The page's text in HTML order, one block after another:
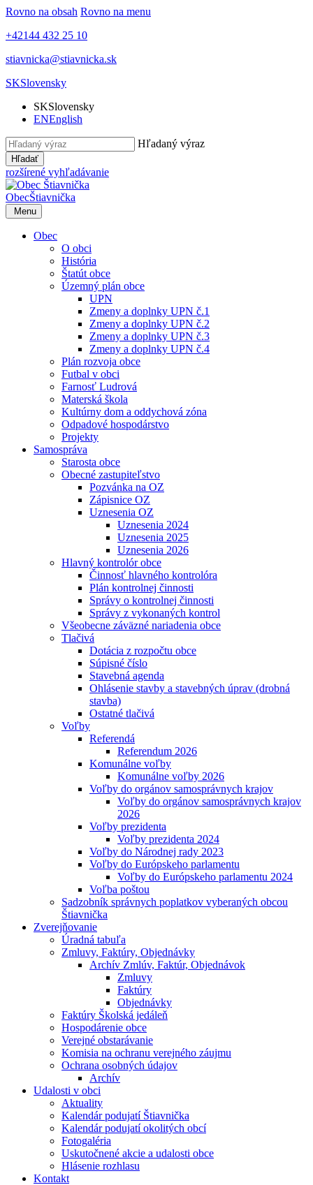
Rovno na obsah Rovno na menu
+42144 432 25 10
stiavnicka@stiavnicka.sk
SKSlovensky
SKSlovensky
ENEnglish
Hľadaný výraz
Hľadať
rozšírené vyhľadávanie
ObecŠtiavnička
Menu
Obec
O obci
História
Štatút obce
Územný plán obce
UPN
Zmeny a doplnky UPN č.1
Zmeny a doplnky UPN č.2
Zmeny a doplnky UPN č.3
Zmeny a doplnky UPN č.4
Plán rozvoja obce
Futbal v obci
Farnosť Ludrová
Materská škola
Kultúrny dom a oddychová zóna
Odpadové hospodárstvo
Projekty
Samospráva
Starosta obce
Obecné zastupiteľstvo
Pozvánka na OZ
Zápisnice OZ
Uznesenia OZ
Uznesenia 2024
Uznesenia 2025
Uznesenia 2026
Hlavný kontrolór obce
Činnosť hlavného kontrolóra
Plán kontrolnej činnosti
Správy o kontrolnej činnosti
Správy z vykonaných kontrol
Všeobecne záväzné nariadenia obce
Tlačivá
Dotácia z rozpočtu obce
Súpisné číslo
Stavebná agenda
Ohlásenie stavby a stavebných úprav (drobná
stavba)
Ostatné tlačivá
Voľby
Referendá
Referendum 2026
Komunálne voľby
Komunálne voľby 2026
Voľby do orgánov samosprávnych krajov
Voľby do orgánov samosprávnych krajov
2026
Voľby prezidenta
Voľby prezidenta 2024
Voľby do Národnej rady 2023
Voľby do Európskeho parlamentu
Voľby do Európskeho parlamentu 2024
Voľba poštou
Sadzobník správnych poplatkov vyberaných obcou
Štiavnička
Zverejňovanie
Úradná tabuľa
Zmluvy, Faktúry, Objednávky
Archív Zmlúv, Faktúr, Objednávok
Zmluvy
Faktúry
Objednávky
Faktúry Školská jedáleň
Hospodárenie obce
Verejné obstarávanie
Komisia na ochranu verejného záujmu
Ochrana osobných údajov
Archív
Udalosti v obci
Aktuality
Kalendár podujatí Štiavnička
Kalendár podujatí okolitých obcí
Fotogaléria
Uskutočnené akcie a udalosti obce
Hlásenie rozhlasu
Kontakt